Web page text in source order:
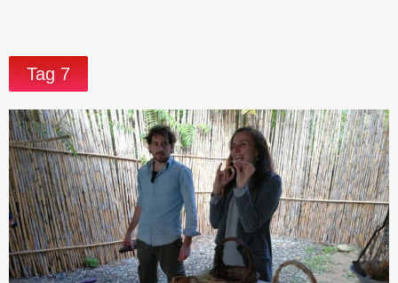
Tag 7